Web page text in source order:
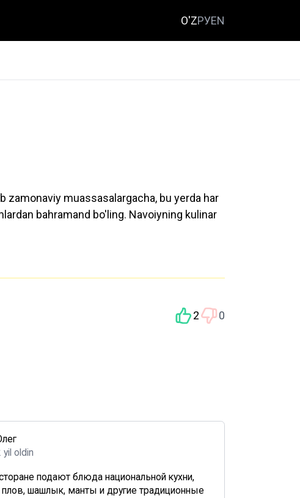
O'ZРУEN
zamonaviy muassasalargacha, bu yerda har
bahramand bo'ling. Navoiyning kulinar
2 0
yil oldin
подают блюда национальной кухни,
плов, шашлык, манты и другие традиционные